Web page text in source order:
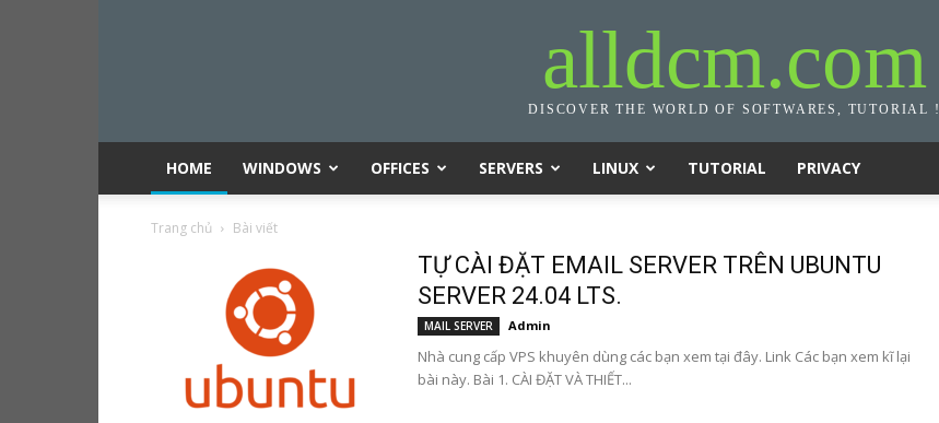
alldcm.com
DISCOVER THE WORLD OF SOFTWARES, TUTORIAL !
HOME WINDOWS OFFICES SERVERS LINUX TUTORIAL PRIVACY
Trang chủ Bài viết
TỰ CÀI ĐẶT EMAIL SERVER TRÊN UBUNTU
SERVER 24.04 LTS.
MAIL SERVER Admin
Nhà cung cấp VPS khuyên dùng các bạn xem tại đây. Link Các bạn xem kĩ lại
bài này. Bài 1. CÀI ĐẶT VÀ THIẾT...